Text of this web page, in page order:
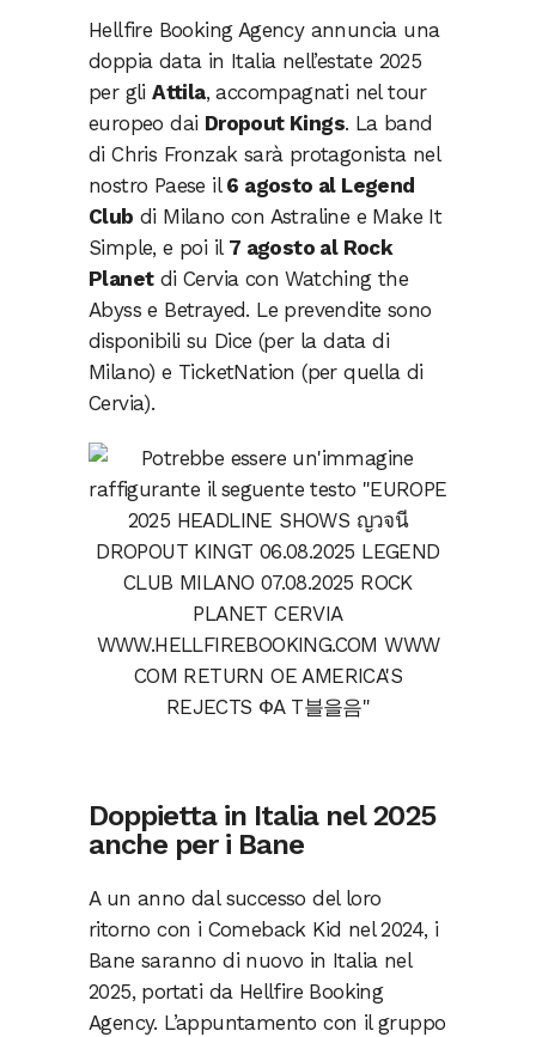
Hellfire Booking Agency annuncia una
doppia data in Italia nell’estate 2025
per gliAttila, accompagnati nel tour
europeo dai Dropout Kings. La band
di Chris Fronzak sarà protagonista nel
nostro Paese il 6 agosto al Legend
Club di Milano con Astraline e Make It
Simple, e poi il 7 agosto al Rock
Planetdi Cervia con Watching the
Abyss e Betrayed. Le prevendite sono
disponibili su Dice (per la data di
Milano) e TicketNation (per quella di
Cervia).
Doppietta in Italia nel 2025
anche per i Bane
A un anno dal successo del loro
ritorno con i Comeback Kid nel 2024, i
Bane saranno di nuovo in Italia nel
2025, portati da Hellfire Booking
Agency. L’appuntamento con il gruppo